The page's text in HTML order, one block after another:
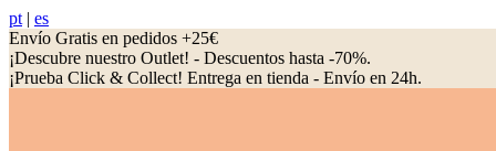
pt | es
Envío Gratis en pedidos +25€
¡Descubre nuestro Outlet! - Descuentos hasta -70%.
¡Prueba Click & Collect! Entrega en tienda - Envío en 24h.